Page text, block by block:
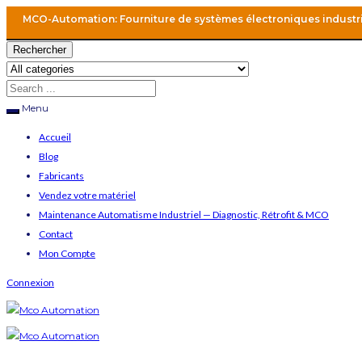
MCO-Automation: Fourniture de systèmes électroniques
Rechercher
Menu
Accueil
Blog
Fabricants
Vendez votre matériel
Maintenance Automatisme Industriel — Diagnostic, Rétrofit & MCO
Contact
Mon Compte
Connexion